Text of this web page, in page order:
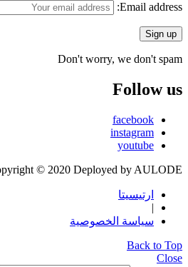
Email address:
Don't worry, we don't spam
Follow us
facebook
instagram
youtube
© 2020 Deployed by AULODE
ارتيسيتا
|
سياسة الخصوصية
Back to Top
Close